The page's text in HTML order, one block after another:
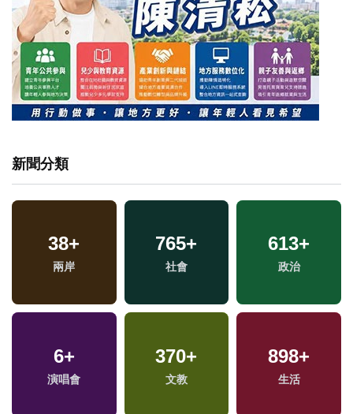
新聞分類
38+
兩岸
765+
社會
613+
政治
6+
演唱會
370+
文教
898+
生活
11+
司法放大鏡
142+
藝文
385+
綜合
1 +
福建林公信俗文化專
7+
海峽論壇專區
92+
運動